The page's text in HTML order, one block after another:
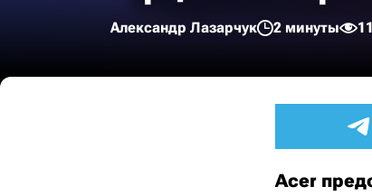
Александр Лазарчук 2 минуты
Acer